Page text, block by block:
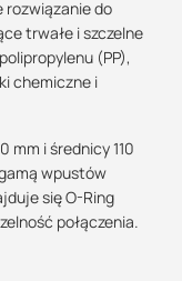
rozwiązanie do
trwałe i szczelne
(PP),
chemiczne i
mm i średnicy 110
wpustów
się O-Ring
połączenia.